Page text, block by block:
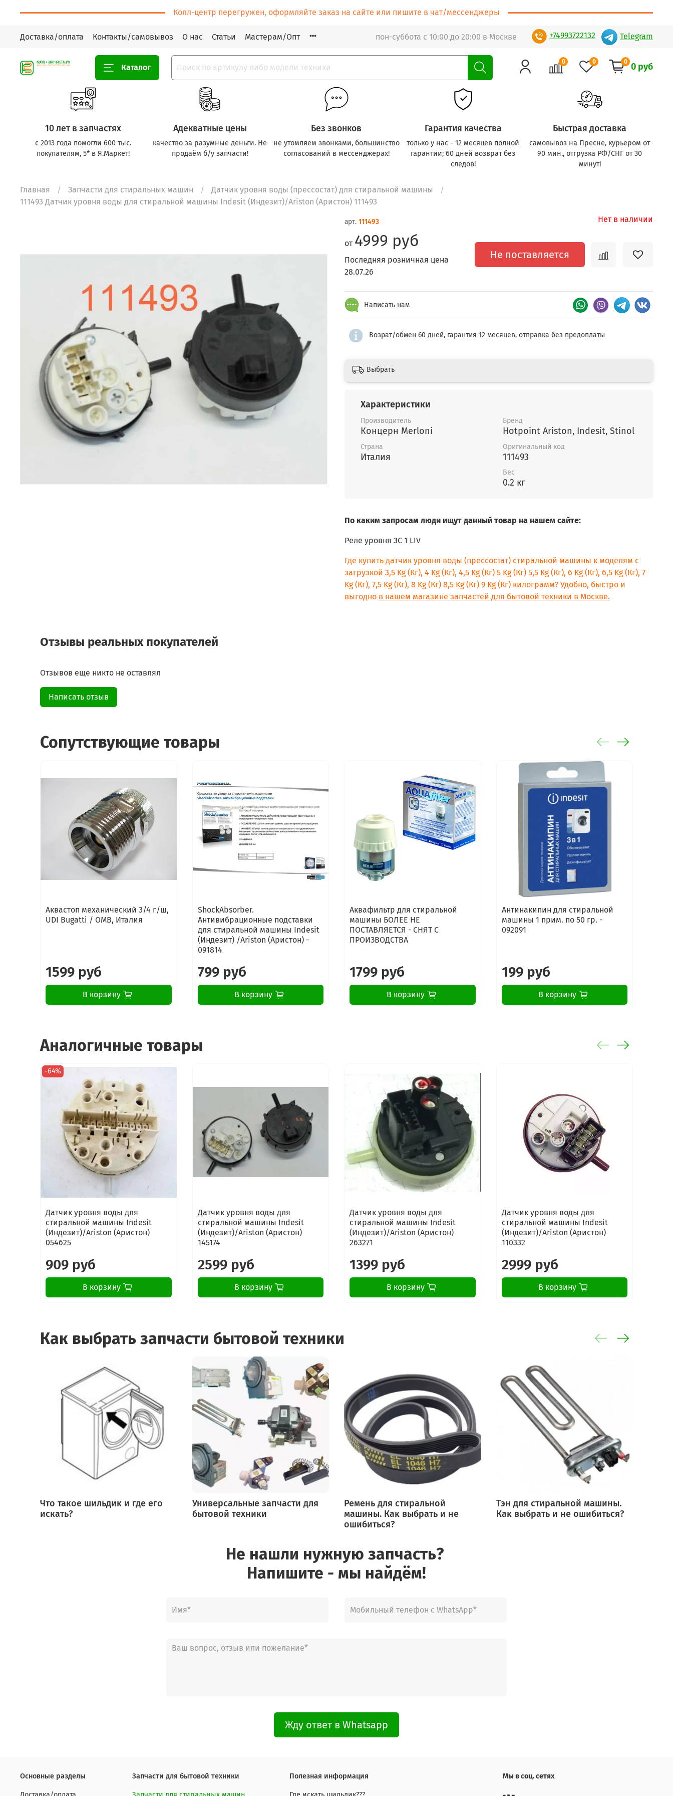
Колл-центр перегружен, оформляйте заказ на сайте или пишите в чат/мессенджеры
Доставка/оплата Контакты/самовывоз О нас Статьи Мастерам/Опт пон-суббота с 10:00 до 20:00 в Москве +74993722132 Telegram
Каталог
0 0 0 0 руб
10 лет в запчастях
с 2013 года помогли 600 тыс.
покупателям, 5* в Я.Маркет!
Адекватные цены
качество за разумные деньги. Не
продаём б/у запчасти!
Без звонков
не утомляем звонками, большинство
согласований в мессенджерах!
Гарантия качества
только у нас - 12 месяцев полной
гарантии; 60 дней возврат без
следов!
Быстрая доставка
самовывоз на Пресне, курьером от
90 мин., отгрузка РФ/СНГ от 30
минут!
Главная Запчасти для стиральных машин
Датчик уровня воды (прессостат) для стиральной машины
111493 Датчик уровня воды для стиральной машины Indesit (Индезит)/Ariston (Аристон) 111493
арт. 111493 Нет в наличии
от 4999 руб
Последняя розничная цена
28.07.26
Не поставляется
Написать нам
Возрат/обмен 60 дней, гарантия 12 месяцев, отправка без предоплаты
Выбрать
Характеристики
Производитель
Концерн Merloni
Бренд
Hotpoint Ariston, Indesit, Stinol
Страна
Италия
Оригинальный код
111493
Вес
0.2 кг
По каким запросам люди ищут данный товар на нашем сайте:
Реле уровня 3C 1 LIV
Где купить датчик уровня воды (прессостат) стиральной машины к моделям с
загрузкой 3,5 Kg (Кг), 4 Kg (Кг), 4,5 Kg (Кг) 5 Kg (Кг) 5,5 Kg (Кг), 6 Kg (Кг), 6,5 Kg (Кг), 7
Kg (Кг), 7,5 Kg (Кг), 8 Kg (Кг) 8,5 Kg (Кг) 9 Kg (Кг) килограмм? Удобно, быстро и
выгодно в нашем магазине запчастей для бытовой техники в Москве.
Отзывы реальных покупателей
Отзывов еще никто не оставлял
Написать отзыв
Сопутствующие товары
Аквастоп механический 3/4 г/ш,
UDI Bugatti / OMB, Италия
1599 руб
В корзину
ShockAbsorber.
Антивибрационные подставки
для стиральной машины Indesit
(Индезит) /Ariston (Аристон) -
091814
799 руб
В корзину
Аквафильтр для стиральной
машины БОЛЕЕ НЕ
ПОСТАВЛЯЕТСЯ - СНЯТ С
ПРОИЗВОДСТВА
1799 руб
В корзину
Антинакипин для стиральной
машины 1 прим. по 50 гр. -
092091
199 руб
В корзину
Аналогичные товары
-64%
Датчик уровня воды для
стиральной машины Indesit
(Индезит)/Ariston (Аристон)
054625
909 руб
В корзину
Датчик уровня воды для
стиральной машины Indesit
(Индезит)/Ariston (Аристон)
145174
2599 руб
В корзину
Датчик уровня воды для
стиральной машины Indesit
(Индезит)/Ariston (Аристон)
263271
1399 руб
В корзину
Датчик уровня воды для
стиральной машины Indesit
(Индезит)/Ariston (Аристон)
110332
2999 руб
В корзину
Как выбрать запчасти бытовой техники
Что такое шильдик и где его
искать?
Универсальные запчасти для
бытовой техники
Ремень для стиральной
машины. Как выбрать и не
ошибиться?
Тэн для стиральной машины.
Как выбрать и не ошибиться?
Не нашли нужную запчасть?
Напишите - мы найдём!
Жду ответ в Whatsapp
Основные разделы Запчасти для бытовой техники Полезная информация Мы в соц. сетях